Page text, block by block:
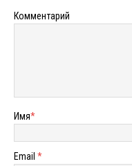
Комментарий
Имя*
Email *